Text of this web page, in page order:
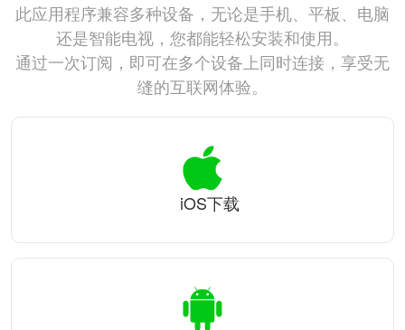
此应用程序兼容多种设备，无论是手机、平板、电脑
还是智能电视，您都能轻松安装和使用。
通过一次订阅，即可在多个设备上同时连接，享受无
缝的互联网体验。
iOS下载